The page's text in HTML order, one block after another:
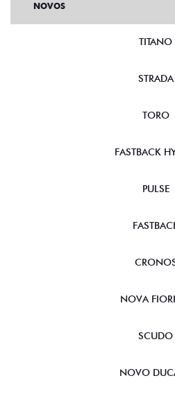
NOVOS
TITANO
STRADA
TORO
FASTBACK
PULSE
NOVA
SCUDO
NOVO